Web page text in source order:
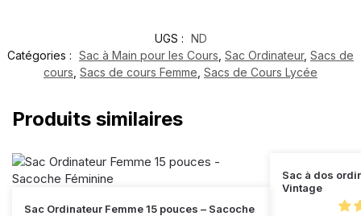
UGS : ND
Catégories : Sac à Main pour les Cours Sac Ordinateur, Sacs de
cours Sacs de cours Femme Sacs de Cours Lycée
Produits similaires
Sac Ordinateur Femme 15 pouces – Sacoche
Sac à dos
Vintage